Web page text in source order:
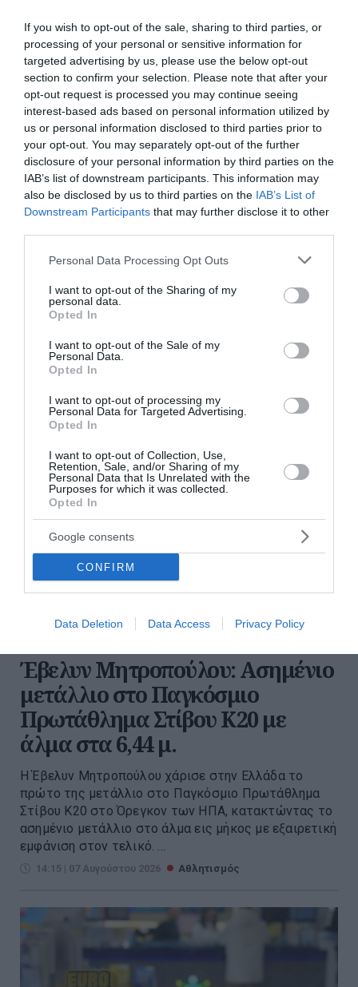
If you wish to opt-out of the sale, sharing to third parties, or
processing of your personal or sensitive information for
targeted advertising by us, please use the below opt-out
section to confirm your selection. Please note that after your
opt-out request is processed you may continue seeing
interest-based ads based on personal information utilized by
us or personal information disclosed to third parties prior to
your opt-out. You may separately opt-out of the further
disclosure of your personal information by third parties on the
IAB’s list of downstream participants. This information may
also be disclosed by us to third parties on the IAB’s List of
Downstream Participants that may further disclose it to other
Please note that this website/app uses one or more Google
not limited to your visit or usage behaviour. You may click to
grant or deny consent to Google and its third-party tags to
use your data for below specified purposes in below Google
consent section.
Personal Data Processing Opt Outs
I want to opt-out of the Sharing of my
personal data.
Opted In
I want to opt-out of the Sale of my
Personal Data.
Opted In
I want to opt-out of processing my
Personal Data for Targeted Advertising.
Opted In
I want to opt-out of Collection, Use,
Retention, Sale, and/or Sharing of my
Personal Data that Is Unrelated with the
Purposes for which it was collected.
Opted In
Google consents
CONFIRM
Data Deletion Data Access Privacy Policy
O Ολυμπιακός ανακοίνωσε τον γιο του
Τζιοβάνι και τον Δημήτρη Ρέτσο
δεύτερη ομάδα ομάδα του συλλόγου. Οι «ερυθρόλευκοι»
αμυντικού Δημήτρη Ρέτσου, ο οποίο...
07 Αυγούστου 2026
διαβάστε επίσης
περισσότερες ειδήσεις από το lykavitos.gr
Έβελυν Μητροπούλου: Ασημένιο
μετάλλιο στο Παγκόσμιο
Πρωτάθλημα Στίβου Κ20 με
άλμα στα 6,44 μ.
Η Έβελυν Μητροπούλου χάρισε στην Ελλάδα το
πρώτο της μετάλλιο στο Παγκόσμιο Πρωτάθλημα
Στίβου Κ20 στο Όρεγκον των ΗΠΑ, κατακτώντας το
ασημένιο μετάλλιο στο άλμα εις μήκος με εξαιρετική
εμφάνιση στον τελικό. ...
14:15 | 07 Αυγούστου 2026 Αθλητισμός